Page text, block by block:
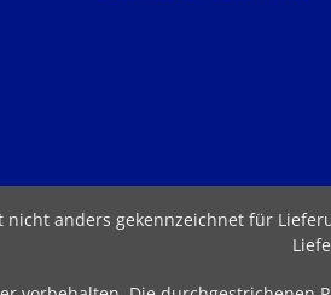
anders gekennzeichnet für